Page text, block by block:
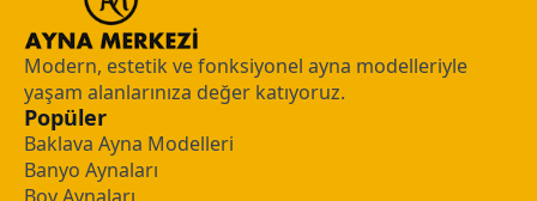
Modern, estetik ve fonksiyonel ayna modelleriyle
yaşam alanlarınıza değer katıyoruz.
Popüler
Baklava Ayna Modelleri
Banyo Aynaları